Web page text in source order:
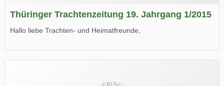
Thüringer Trachtenzeitung 19. Jahrgang 1/2015
Hallo liebe Trachten- und Heimatfreunde,
Wir wünschen Euch viel Spaß beim Lesen.